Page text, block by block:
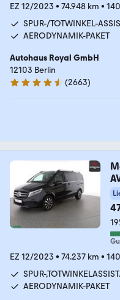
EZ 12/2023 • 74.948 km •
SPUR-/TOTWINKEL-
AERODYNAMIK-PAKET
Autohaus Royal GmbH
12103 Berlin
4.6 Sterne
(2663)
EZ 12/2023 • 74.237 km •
SPUR-,TOTWINKELASSIST.
AERODYNAMIK-PAKET